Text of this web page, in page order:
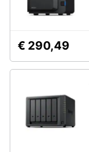
€ 290,49